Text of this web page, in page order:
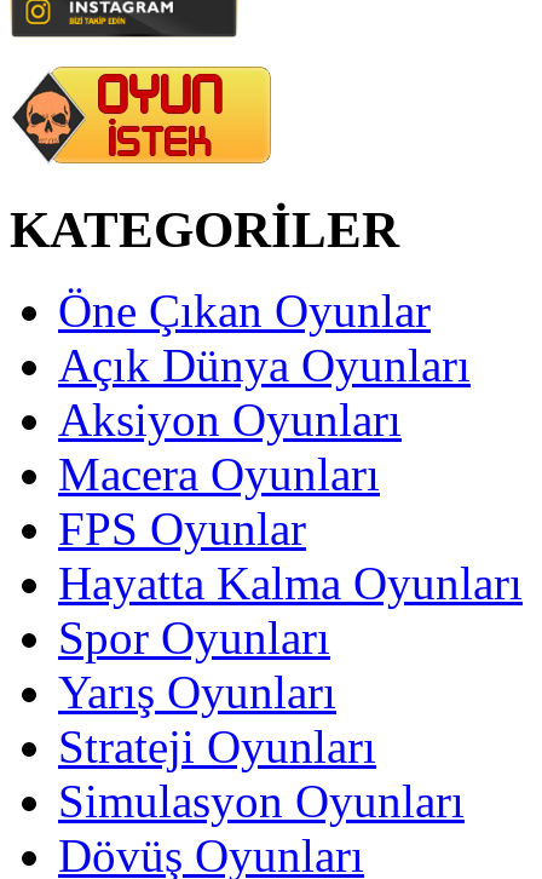
KATEGORİLER
Öne Çıkan Oyunlar
Açık Dünya Oyunları
Aksiyon Oyunları
Macera Oyunları
FPS Oyunlar
Hayatta Kalma Oyunları
Spor Oyunları
Yarış Oyunları
Strateji Oyunları
Simulasyon Oyunları
Dövüş Oyunları